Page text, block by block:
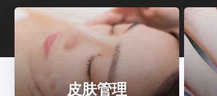
皮肤管理